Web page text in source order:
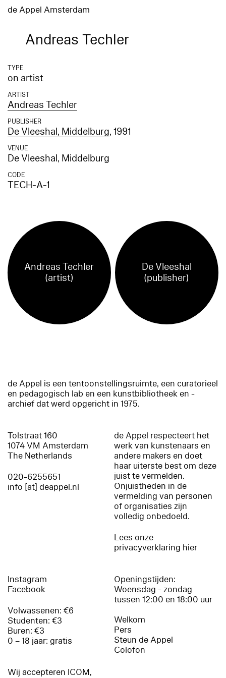
de Appel Amsterdam
Andreas Techler
TYPE
on artist
ARTIST
Andreas Techler
PUBLISHER
De Vleeshal, Middelburg, 1991
VENUE
De Vleeshal, Middelburg
CODE
TECH-A-1
Andreas Techler
(artist)
De Vleeshal
(publisher)
de Appel is een tentoonstellingsruimte, een curatorieel
en pedagogisch lab en een kunstbibliotheek en -
archief dat werd opgericht in 1975.
Tolstraat 160
1074 VM Amsterdam
The Netherlands
020-6255651
info [at] deappel.nl
de Appel respecteert het
werk van kunstenaars en
andere makers en doet
haar uiterste best om deze
juist te vermelden.
Onjuistheden in de
vermelding van personen
of organisaties zijn
volledig onbedoeld.
Lees onze
privacyverklaring hier
Instagram
Facebook
Volwassenen: €6
Studenten: €3
Buren: €3
0 – 18 jaar: gratis
Wij accepteren ICOM,
Openingstijden:
Woensdag - zondag
tussen 12:00 en 18:00 uur
Welkom
Pers
Steun de Appel
Colofon